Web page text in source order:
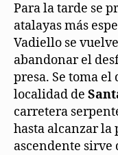
Para la tarde se
atalayas más
Vadiello se
abandonar el
presa. Se toma el
localidad de
carretera
hasta alcanzar la
ascendente sirve